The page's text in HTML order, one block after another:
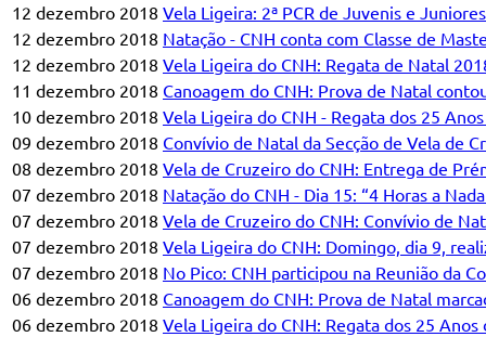
12 dezembro 2018 Vela Ligeira: 2ª PCR de Juvenis e
12 dezembro 2018 Natação - CNH conta com Classe de
12 dezembro 2018 Vela Ligeira do CNH: Regata de Natal
11 dezembro 2018 Canoagem do CNH: Prova de Natal
10 dezembro 2018 Vela Ligeira do CNH - Regata dos 25
09 dezembro 2018 Convívio de Natal da Secção de Vela de
08 dezembro 2018 Vela de Cruzeiro do CNH: Entrega de
07 dezembro 2018 Natação do CNH - Dia 15: “4 Horas a
07 dezembro 2018 Vela de Cruzeiro do CNH: Convívio de
07 dezembro 2018 Vela Ligeira do CNH: Domingo, dia 9,
07 dezembro 2018 No Pico: CNH participou na Reunião da
06 dezembro 2018 Canoagem do CNH: Prova de Natal
06 dezembro 2018 Vela Ligeira do CNH: Regata dos 25